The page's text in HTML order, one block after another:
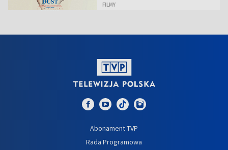
FILMY
Abonament TVP
Rada Programowa